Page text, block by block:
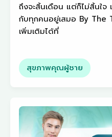
ถึงจะสิ้นเดือน แต่ก็ไม่สิ้นใจ
กับทุกคนอยู่เสมอ By The
เพิ่มเติมได้ที่
สุขภาพคุณผู้ชาย